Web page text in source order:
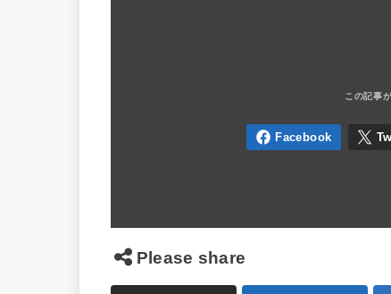
Please share